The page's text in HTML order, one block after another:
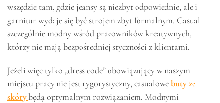
wszędzie tam, gdzie jeansy są niezbyt odpowiednie, ale i
garnitur wydaje się być strojem zbyt formalnym. Casual
szczególnie modny wśród pracowników kreatywnych,
którzy nie mają bezpośredniej styczności z klientami.
Jeżeli więc tylko „dress code” obowiązujący w naszym
miejscu pracy nie jest rygorystyczny, casualowebuty ze
skórybędą optymalnym rozwiązaniem. Modnymi